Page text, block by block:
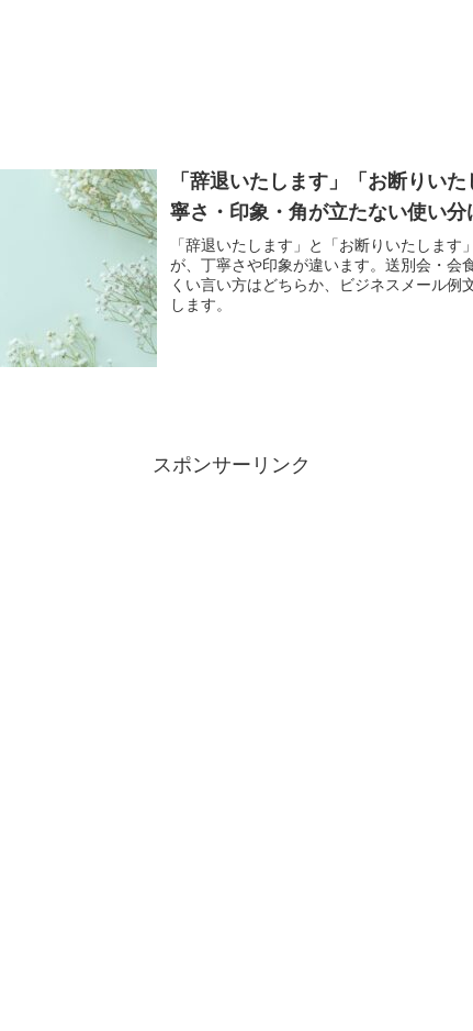
「辞退いたします」「お断りい
寧さ・印象・角が立たない使い分
「辞退いたします」と「お断りいたします
が、丁寧さや印象が違います。送別会・会
くい言い方はどちらか、ビジネスメール例
します。
スポンサーリンク